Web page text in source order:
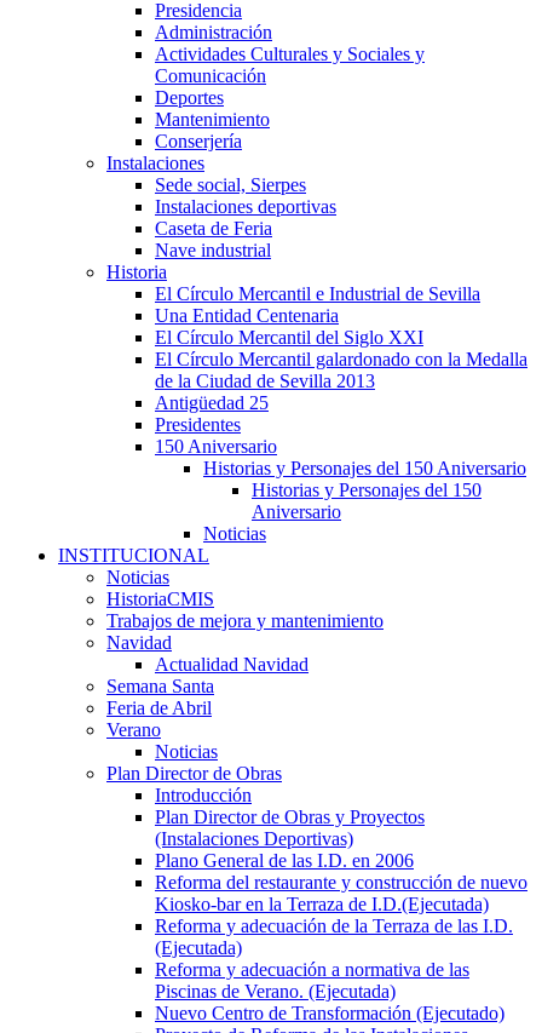
Presidencia
Administración
Actividades Culturales y Sociales y
Comunicación
Deportes
Mantenimiento
Conserjería
Instalaciones
Sede social, Sierpes
Instalaciones deportivas
Caseta de Feria
Nave industrial
Historia
El Círculo Mercantil e Industrial de Sevilla
Una Entidad Centenaria
El Círculo Mercantil del Siglo XXI
El Círculo Mercantil galardonado con la Medalla
de la Ciudad de Sevilla 2013
Antigüedad 25
Presidentes
150 Aniversario
Historias y Personajes del 150 Aniversario
Historias y Personajes del 150
Aniversario
Noticias
INSTITUCIONAL
Noticias
HistoriaCMIS
Trabajos de mejora y mantenimiento
Navidad
Actualidad Navidad
Semana Santa
Feria de Abril
Verano
Noticias
Plan Director de Obras
Introducción
Plan Director de Obras y Proyectos
(Instalaciones Deportivas)
Plano General de las I.D. en 2006
Reforma del restaurante y construcción de nuevo
Kiosko-bar en la Terraza de I.D.(Ejecutada)
Reforma y adecuación de la Terraza de las I.D.
(Ejecutada)
Reforma y adecuación a normativa de las
Piscinas de Verano. (Ejecutada)
Nuevo Centro de Transformación (Ejecutado)